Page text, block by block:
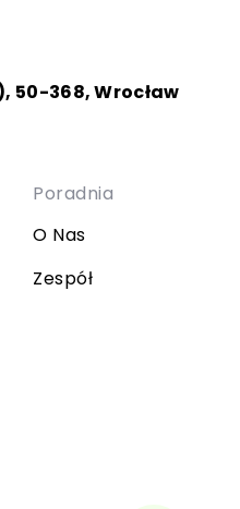
50-368, Wrocław
Poradnia
O Nas
Zespół